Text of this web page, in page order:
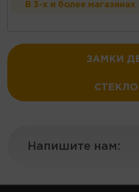
В 3-х и более магазинах
ЗАМКИ
Напишите нам: